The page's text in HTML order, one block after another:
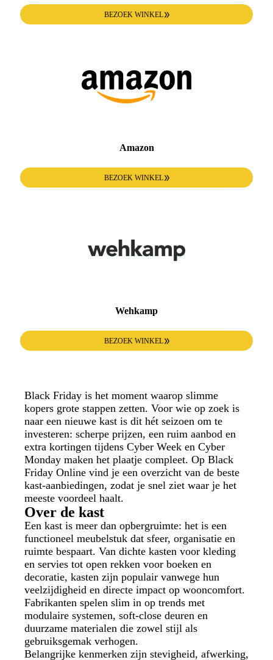
BEZOEK WINKEL
Amazon
BEZOEK WINKEL
Wehkamp
BEZOEK WINKEL
Black Friday is het moment waarop slimme
kopers grote stappen zetten. Voor wie op zoek is
naar een nieuwe kast is dit hét seizoen om te
investeren: scherpe prijzen, een ruim aanbod en
extra kortingen tijdens Cyber Week en Cyber
Monday maken het plaatje compleet. Op Black
Friday Online vind je een overzicht van de beste
kast-aanbiedingen, zodat je snel ziet waar je het
meeste voordeel haalt.
Over de kast
Een kast is meer dan opbergruimte: het is een
functioneel meubelstuk dat sfeer, organisatie en
ruimte bespaart. Van dichte kasten voor kleding
en servies tot open rekken voor boeken en
decoratie, kasten zijn populair vanwege hun
veelzijdigheid en directe impact op wooncomfort.
Fabrikanten spelen slim in op trends met
modulaire systemen, soft-close deuren en
duurzame materialen die zowel stijl als
gebruiksgemak verhogen.
Belangrijke kenmerken zijn stevigheid, afwerking,